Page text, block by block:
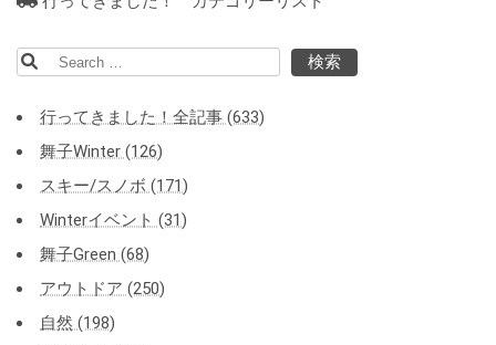
索:
行ってきました！全記事 (633)
舞子Winter (126)
スキー/スノボ (171)
Winterイベント (31)
舞子Green (68)
アウトドア (250)
自然 (198)